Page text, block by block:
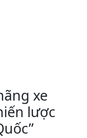
xe
lược